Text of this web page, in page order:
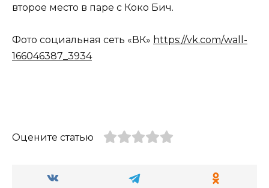
второе место в паре с Коко Бич.
Фото социальная сеть «ВК» https://vk.com/wall-
166046387_3934
Оцените статью